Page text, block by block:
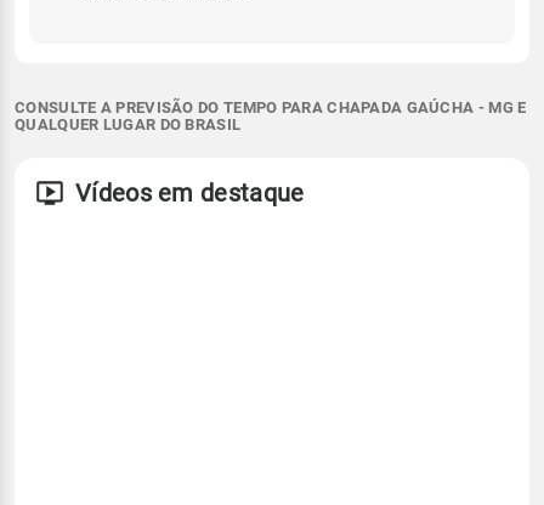
CONSULTE A PREVISÃO DO TEMPO PARA CHAPADA GAÚCHA - MG E
QUALQUER LUGAR DO BRASIL
Vídeos em destaque